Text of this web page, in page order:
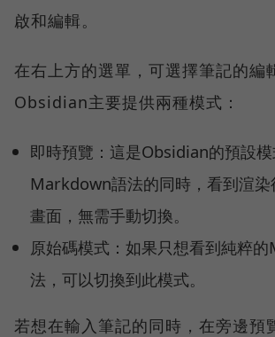
啟和編輯。
在右上方的選單，可選擇筆記的編
Obsidian主要提供兩種模式：
即時預覽：這是Obsidian的預設模
Markdown語法的同時，看到渲染
畫面，無需手動切換。
原始碼模式：如果只想看到純粹
法，可以切換到此模式。
若想在輸入筆記的同時，在旁邊預